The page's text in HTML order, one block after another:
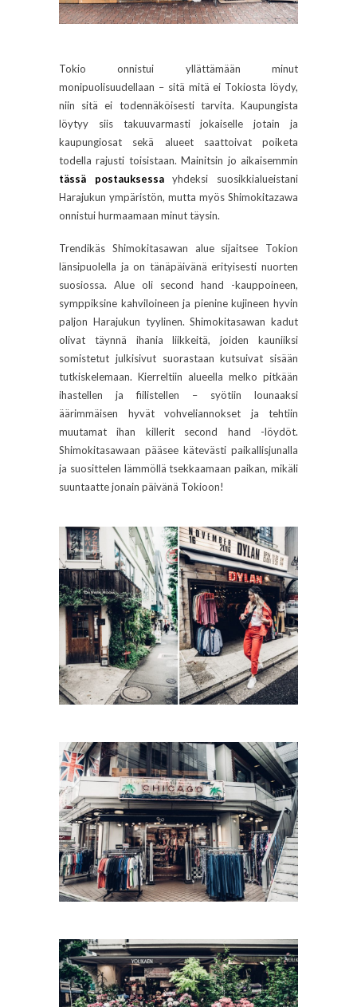
Tokio onnistui yllättämään minut
monipuolisuudellaan – sitä mitä ei Tokiosta löydy,
niin sitä ei todennäköisesti tarvita. Kaupungista
löytyy siis takuuvarmasti jokaiselle jotain ja
kaupungiosat sekä alueet saattoivat poiketa
todella rajusti toisistaan. Mainitsin jo aikaisemmin
tässä postauksessayhdeksi suosikkialueistani
Harajukun ympäristön, mutta myös Shimokitazawa
onnistui hurmaamaan minut täysin.
Trendikäs Shimokitasawan alue sijaitsee Tokion
länsipuolella ja on tänäpäivänä erityisesti nuorten
suosiossa. Alue oli second hand -kauppoineen,
symppiksine kahviloineen ja pienine kujineen hyvin
paljon Harajukun tyylinen. Shimokitasawan kadut
olivat täynnä ihania liikkeitä, joiden kauniiksi
somistetut julkisivut suorastaan kutsuivat sisään
tutkiskelemaan. Kierreltiin alueella melko pitkään
ihastellen ja fiilistellen – syötiin lounaaksi
äärimmäisen hyvät vohveliannokset ja tehtiin
muutamat ihan killerit second hand -löydöt.
Shimokitasawaan pääsee kätevästi paikallisjunalla
ja suosittelen lämmöllä tsekkaamaan paikan, mikäli
suuntaatte jonain päivänä Tokioon!